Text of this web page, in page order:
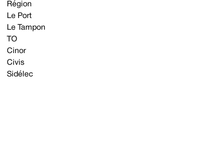
Région
Le Port
Le Tampon
TO
Cinor
Civis
Sidélec